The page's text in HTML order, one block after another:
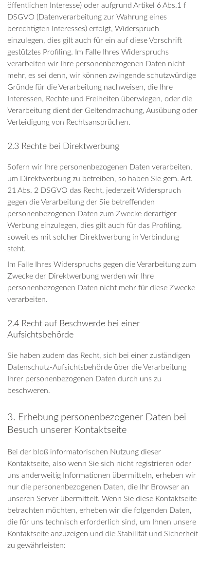
öffentlichen Interesse) oder aufgrund Artikel 6 Abs.1 f
DSGVO (Datenverarbeitung zur Wahrung eines
berechtigten Interesses) erfolgt, Widerspruch
einzulegen, dies gilt auch für ein auf diese Vorschrift
gestütztes Profiling. Im Falle Ihres Widerspruchs
verarbeiten wir Ihre personenbezogenen Daten nicht
mehr, es sei denn, wir können zwingende schutzwürdige
Gründe für die Verarbeitung nachweisen, die Ihre
Interessen, Rechte und Freiheiten überwiegen, oder die
Verarbeitung dient der Geltendmachung, Ausübung oder
Verteidigung von Rechtsansprüchen.
2.3 Rechte bei Direktwerbung
Sofern wir Ihre personenbezogenen Daten verarbeiten,
um Direktwerbung zu betreiben, so haben Sie gem. Art.
21 Abs. 2 DSGVO das Recht, jederzeit Widerspruch
gegen die Verarbeitung der Sie betreffenden
personenbezogenen Daten zum Zwecke derartiger
Werbung einzulegen, dies gilt auch für das Profiling,
soweit es mit solcher Direktwerbung in Verbindung
steht.
Im Falle Ihres Widerspruchs gegen die Verarbeitung zum
Zwecke der Direktwerbung werden wir Ihre
personenbezogenen Daten nicht mehr für diese Zwecke
verarbeiten.
2.4 Recht auf Beschwerde bei einer
Aufsichtsbehörde
Sie haben zudem das Recht, sich bei einer zuständigen
Datenschutz-Aufsichtsbehörde über die Verarbeitung
Ihrer personenbezogenen Daten durch uns zu
beschweren.
3. Erhebung personenbezogener Daten bei
Besuch unserer Kontaktseite
Bei der bloß informatorischen Nutzung dieser
Kontaktseite, also wenn Sie sich nicht registrieren oder
uns anderweitig Informationen übermitteln, erheben wir
nur die personenbezogenen Daten, die Ihr Browser an
unseren Server übermittelt. Wenn Sie diese Kontaktseite
betrachten möchten, erheben wir die folgenden Daten,
die für uns technisch erforderlich sind, um Ihnen unsere
Kontaktseite anzuzeigen und die Stabilität und Sicherheit
zu gewährleisten: